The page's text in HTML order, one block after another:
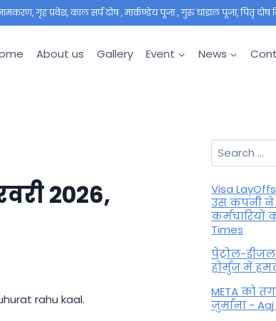
गृह प्रवेश, काल सर्प दोष , मार्कण्डेय पूजा , गुरु चांडाल पूजा, पितृ दोष
About us Gallery Event News
2026,
rahu kaal.
Search
for:
Visa
उस कंपनी ने
कर्मचारियों
Times
पेट्रोल-
होर्मुज में
META को
जुर्माना -